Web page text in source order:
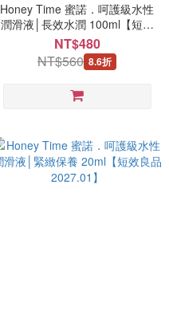
Honey Time 蜜諾．呵護級水性
潤滑液│長效水潤 100ml【短效
良品 2027.01】
NT$480
NT$560 8.6折